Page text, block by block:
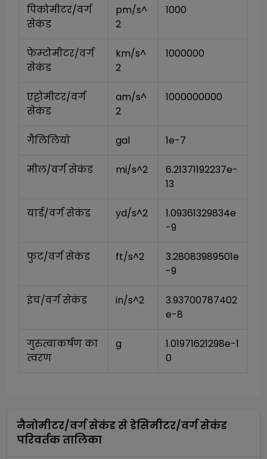
पिकोमीटर/वर्ग
सेकंड
pm/s^
2
1000
फेम्टोमीटर/वर्ग
सेकंड
km/s^
2
1000000
एट्टोमीटर/वर्ग
सेकंड
am/s^
2
1000000000
गैलिलियो gal 1e-7
मील/वर्ग सेकंड mi/s^2
6.21371192237e-
13
यार्ड/वर्ग सेकंड yd/s^2
1.09361329834e
-9
फुट/वर्ग सेकंड ft/s^2
3.28083989501e
-9
इंच/वर्ग सेकंड in/s^2
3.93700787402
e-8
गुरुत्वाकर्षण का
त्वरण
g
1.01971621298e-1
0
नैनोमीटर/वर्ग सेकंडसेडेसिमीटर/वर्ग सेकंड
परिवर्तक तालिका